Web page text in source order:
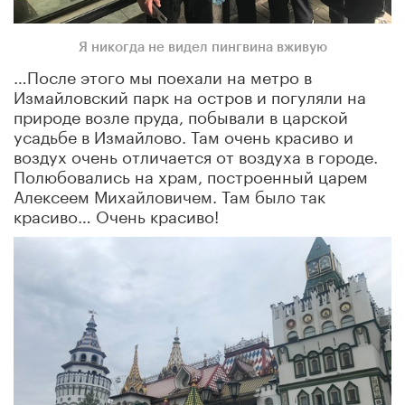
Я никогда не видел пингвина вживую
…После этого мы поехали на метро в
Измайловский парк на остров и погуляли на
природе возле пруда, побывали в царской
усадьбе в Измайлово. Там очень красиво и
воздух очень отличается от воздуха в городе.
Полюбовались на храм, построенный царем
Алексеем Михайловичем. Там было так
красиво… Очень красиво!